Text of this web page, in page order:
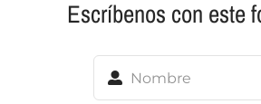
Escríbenos con este